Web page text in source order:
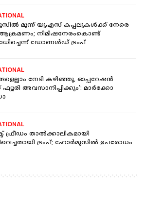
മൂന്ന് യുഎസ് കപ്പലുകൾക്ക് നേരെ
നിമിഷനേരംകൊണ്ട്
ഡോണൾഡ് ട്രംപ്
നേടി കഴിഞ്ഞു, ഓപ്പറേഷന്‍
ഫ്യൂരി അവസാനിപ്പിക്കും': മാര്‍ക്കോ
ഫ്രീഡം താല്‍ക്കാലികമായി
ട്രംപ്; ഹോര്‍മുസില്‍ ഉപരോധം